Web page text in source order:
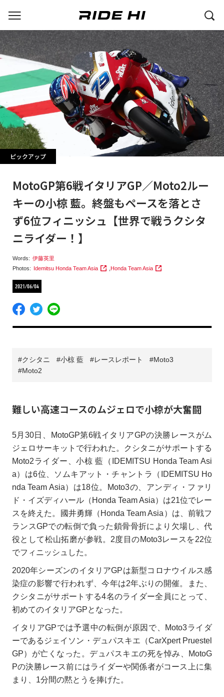
ピックアップ
MotoGP第6戦イタリアGP／Moto2ルー
キーの小椋 藍。終盤もペースを落とさ
ず6位フィニッシュ【世界で戦うクシタ
ニライダー！】
Words: 伊藤英里
Photos: Idemitsu Honda Team Asia ,Honda Team Asia
2021/06/04
クシタニ 小椋 藍 レースレポート
Moto3
Moto2
難しい高速コースのムジェロで小椋が大奮闘
5月30日、MotoGP第6戦イタリアGPの決勝レースがム
ジェロサーキットで行われた。クシタニがサポートする
Moto2ライダー、小椋 藍（IDEMITSU Honda Team Asi
a）は6位、ソムキアット・チャントラ（IDEMITSU Ho
nda Team Asia）は18位。Moto3の、アンディ・ファリ
ド・イズディハール（Honda Team Asia）は21位でレー
スを終えた。國井勇輝（Honda Team Asia）は、前戦フ
ランスGPでの転倒で負った鎖骨骨折により欠場し、代
役として松山拓磨が参戦。2度目のMoto3レースを22位
でフィニッシュした。
2020年シーズンのイタリアGPは新型コロナウイルス感
染症の影響で行われず、今年は2年ぶりの開催。また、
クシタニがサポートする4名のライダー全員にとって、
初めてのイタリアGPとなった。
イタリアGPでは予選中の転倒が原因で、Moto3ライダ
ーであるジェイソン・デュパスキエ（CarXpert Pruestel
GP）が亡くなった。デュパスキエの死を悼み、MotoG
Pの決勝レース前にはライダーや関係者がコース上に集
まり、1分間の黙とうを捧げた。